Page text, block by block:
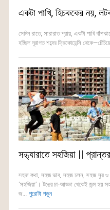
একটা পাখি, হিচককের নয়,
সেদিন রাতে, সারারাত প্রায়, একটা পাখি
হচ্ছিল দূরাগত শব্দের ফ্রিকোয়েন্সি
সন্ধ্যারাতে সহজিয়া ||
সহজ কথা, সহজ ভাব, সহজ চলন, সহজ সুর ও
‘সহজিয়া’। টঙের চা-আড্ডা থেকেই জন্ম হয়
জ... পুরোটা পড়ুন